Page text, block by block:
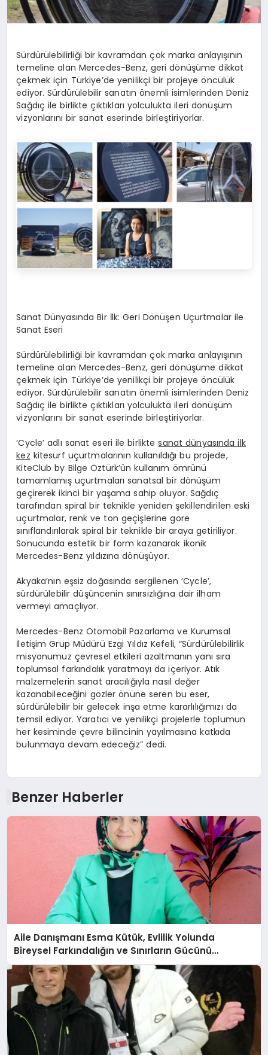
Sürdürülebilirliği bir kavramdan çok marka anlayışının
temeline alan Mercedes-Benz, geri dönüşüme dikkat
çekmek için Türkiye’de yenilikçi bir projeye öncülük
ediyor. Sürdürülebilir sanatın önemli isimlerinden Deniz
Sağdıç ile birlikte çıktıkları yolculukta ileri dönüşüm
vizyonlarını bir sanat eserinde birleştiriyorlar.
Sanat Dünyasında Bir İlk: Geri Dönüşen Uçurtmalar ile
Sanat Eseri
Sürdürülebilirliği bir kavramdan çok marka anlayışının
temeline alan Mercedes-Benz, geri dönüşüme dikkat
çekmek için Türkiye’de yenilikçi bir projeye öncülük
ediyor. Sürdürülebilir sanatın önemli isimlerinden Deniz
Sağdıç ile birlikte çıktıkları yolculukta ileri dönüşüm
vizyonlarını bir sanat eserinde birleştiriyorlar.
‘Cycle’ adlı sanat eseri ile birliktesanat dünyasında ilk
kez kitesurf uçurtmalarının kullanıldığı bu projede,
KiteClub by Bilge Öztürk’ün kullanım ömrünü
tamamlamış uçurtmaları sanatsal bir dönüşüm
geçirerek ikinci bir yaşama sahip oluyor. Sağdıç
tarafından spiral bir teknikle yeniden şekillendirilen eski
uçurtmalar, renk ve ton geçişlerine göre
sınıflandırılarak spiral bir teknikle bir araya getiriliyor.
Sonucunda estetik bir form kazanarak ikonik
Mercedes-Benz yıldızına dönüşüyor.
Akyaka’nın eşsiz doğasında sergilenen ‘Cycle’,
sürdürülebilir düşüncenin sınırsızlığına dair ilham
vermeyi amaçlıyor.
Mercedes-Benz Otomobil Pazarlama ve Kurumsal
İletişim Grup Müdürü Ezgi Yıldız Kefeli, “Sürdürülebilirlik
misyonumuz çevresel etkileri azaltmanın yanı sıra
toplumsal farkındalık yaratmayı da içeriyor. Atık
malzemelerin sanat aracılığıyla nasıl değer
kazanabileceğini gözler önüne seren bu eser,
sürdürülebilir bir gelecek inşa etme kararlılığımızı da
temsil ediyor. Yaratıcı ve yenilikçi projelerle toplumun
her kesiminde çevre bilincinin yayılmasına katkıda
bulunmaya devam edeceğiz” dedi.
Benzer Haberler
Aile Danışmanı Esma Kütük, Evlilik Yolunda
Bireysel Farkındalığın ve Sınırların Gücünü
Anlatıyor